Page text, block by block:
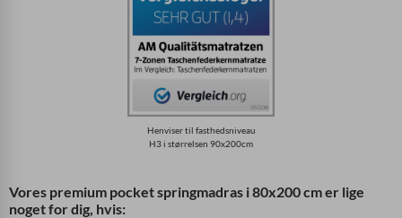
Henviser til fasthedsniveau
H3 i størrelsen 90x200cm
Vores premium pocket springmadras i 80x200 cm er lige
noget for dig, hvis: